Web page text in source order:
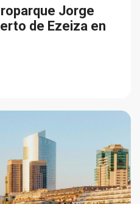
Jorge
de Ezeiza en